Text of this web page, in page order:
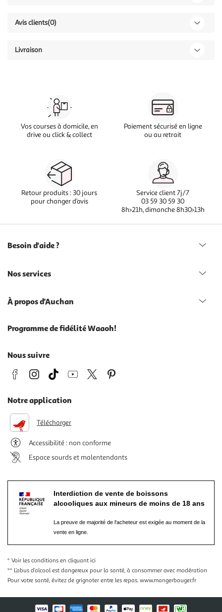
Avis clients(0)
Livraison
Vos courses à domicile, en
drive ou click & collect
Paiement sécurisé en ligne
ou au retrait
Retour produits : 30 jours
pour changer d’avis
Service client 7j/7
03 59 30 59 30
8h>21h, dimanche 8h30>13h
Besoin d'aide ?
Nos services
À propos d'Auchan
Programme de fidélité Waaoh!
Nous suivre
Notre application
Télécharger
Accessibilité : non conforme
Espace sourds et malentendants
Interdiction de vente de boissons
alcooliques aux mineurs de moins de 18 ans
La preuve de majorité de l'acheteur est exigée au moment de la
vente en ligne.
* Voir les conditions en cliquant ici
** L’abus d’alcool est dangereux pour la santé, à consommer avec modération
Pour votre santé, évitez de grignoter entre les repas. www.mangerbouger.fr